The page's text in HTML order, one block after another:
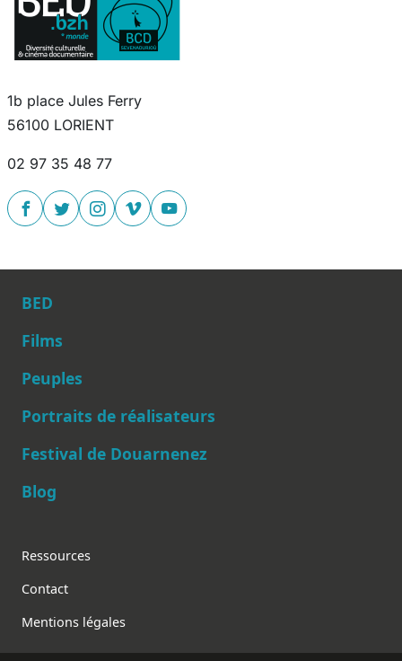
1b place Jules Ferry
56100 LORIENT
02 97 35 48 77
Main navigation
BED
Films
Peuples
Portraits de réalisateurs
Festival de Douarnenez
Blog
Footer
Ressources
Contact
Mentions légales